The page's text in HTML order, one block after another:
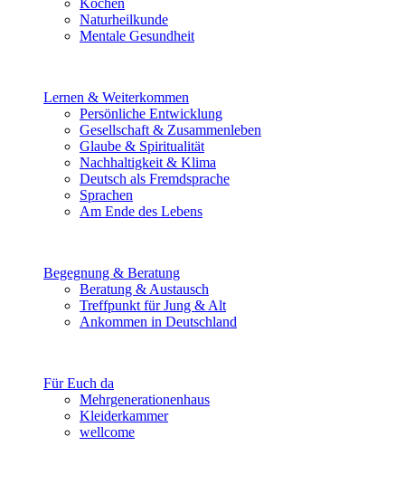
Naturheilkunde
Mentale Gesundheit
Lernen & Weiterkommen
Persönliche Entwicklung
Gesellschaft & Zusammenleben
Glaube & Spiritualität
Nachhaltigkeit & Klima
Deutsch als Fremdsprache
Sprachen
Am Ende des Lebens
Begegnung & Beratung
Beratung & Austausch
Treffpunkt für Jung & Alt
Ankommen in Deutschland
Für Euch da
Mehrgenerationenhaus
Kleiderkammer
wellcome